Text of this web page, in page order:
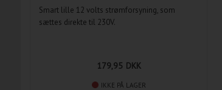
Smart lille 12 volts strømforsyning, som
sættes direkte til 230V.
179,95 DKK
IKKE PÅ LAGER